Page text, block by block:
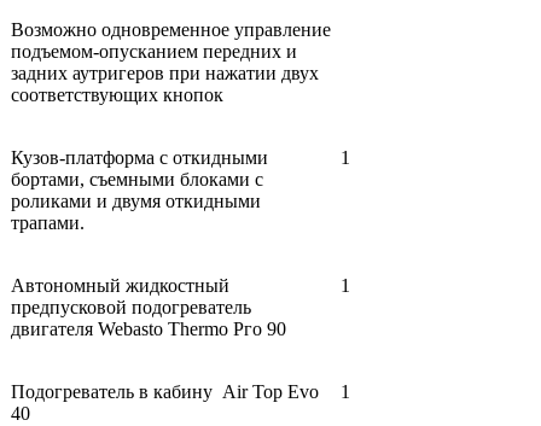
Возможно одновременное управление
подъемом-опусканием передних и
задних аутригеров при нажатии двух
соответствующих кнопок
Кузов-платформа с откидными
бортами, съемными блоками с
роликами и двумя откидными
трапами.
1
Автономный жидкостный
предпусковой подогреватель
двигателя Webasto Thermo Рго 90
1
Подогреватель в кабину Air Top Evo
40
1